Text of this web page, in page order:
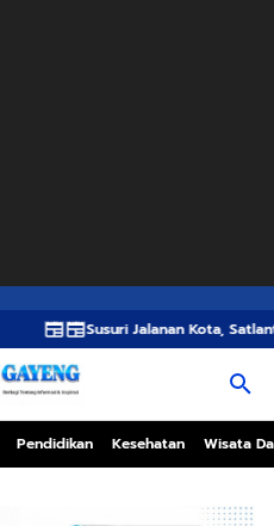
Susuri Jalanan Kota, Satlantas Polres
Pendidikan Kesehatan Wisata